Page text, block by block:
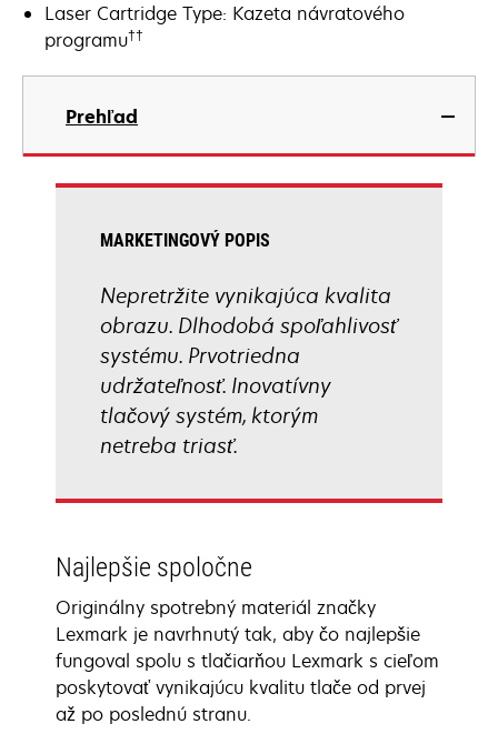
Laser Cartridge Type: Kazeta návratového
programu††
Prehľad
MARKETINGOVÝ POPIS
Nepretržite vynikajúca kvalita
obrazu. Dlhodobá spoľahlivosť
systému. Prvotriedna
udržateľnosť. Inovatívny
tlačový systém, ktorým
netreba triasť.
Najlepšie spoločne
Originálny spotrebný materiál značky
Lexmark je navrhnutý tak, aby čo najlepšie
fungoval spolu s tlačiarňou Lexmark s cieľom
poskytovať vynikajúcu kvalitu tlače od prvej
až po poslednú stranu.